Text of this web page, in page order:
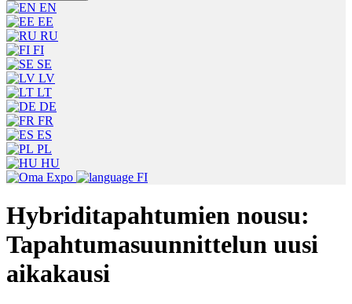
EN
EE
RU
FI
SE
LV
LT
DE
FR
ES
PL
HU
FI
Hybriditapahtumien nousu:
Tapahtumasuunnittelun uusi
aikakausi